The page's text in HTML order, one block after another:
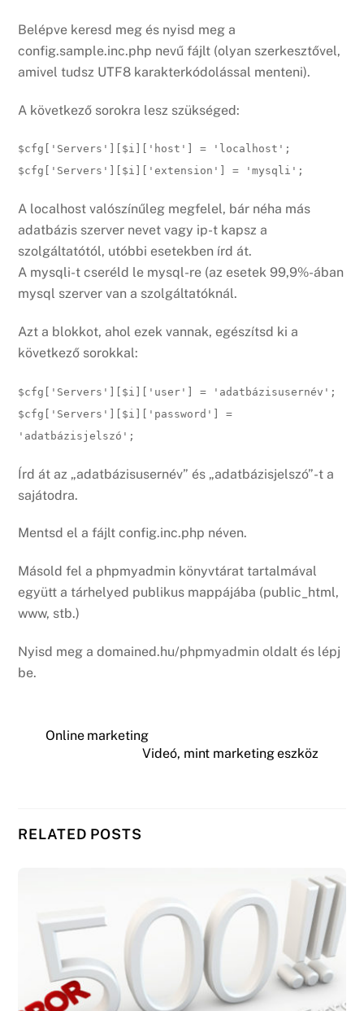
Belépve keresd meg és nyisd meg a
config.sample.inc.php nevű fájlt (olyan szerkesztővel,
amivel tudsz UTF8 karakterkódolással menteni).
A következő sorokra lesz szükséged:
$cfg['Servers'][$i]['host'] = 'localhost';
$cfg['Servers'][$i]['extension'] = 'mysqli';
A localhost valószínűleg megfelel, bár néha más
adatbázis szerver nevet vagy ip-t kapsz a
szolgáltatótól, utóbbi esetekben írd át.
A mysqli-t cseréld le mysql-re (az esetek 99,9%-ában
mysql szerver van a szolgáltatóknál.
Azt a blokkot, ahol ezek vannak, egészítsd ki a
következő sorokkal:
$cfg['Servers'][$i]['user'] = 'adatbázisusernév';
$cfg['Servers'][$i]['password'] =
'adatbázisjelszó';
Írd át az „adatbázisusernév” és „adatbázisjelszó”-t a
sajátodra.
Mentsd el a fájlt config.inc.php néven.
Másold fel a phpmyadmin könyvtárat tartalmával
együtt a tárhelyed publikus mappájába (public_html,
www, stb.)
Nyisd meg a domained.hu/phpmyadmin oldalt és lépj
be.
Online marketing
Videó, mint marketing eszköz
RELATED POSTS